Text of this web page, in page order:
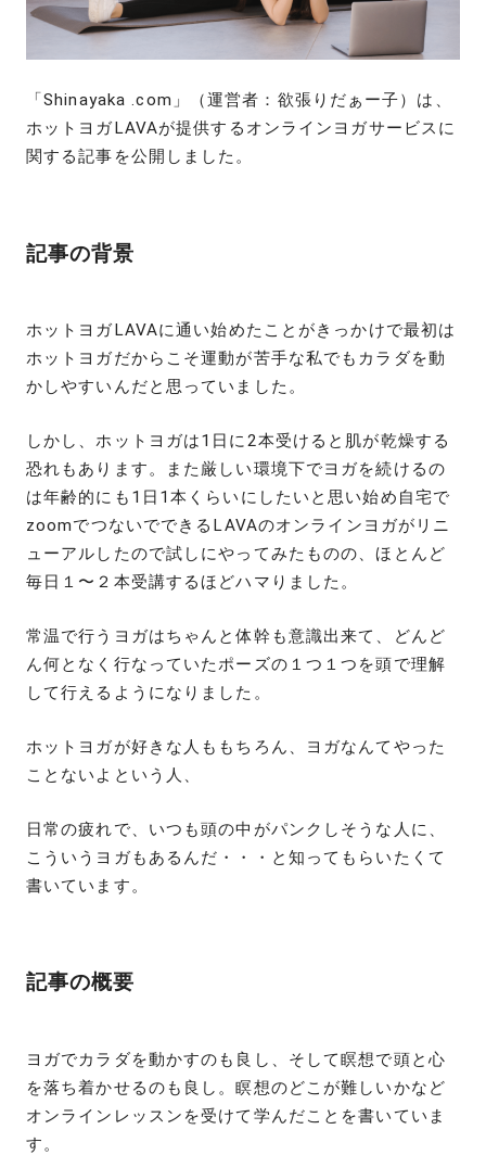
「Shinayaka .com」（運営者：欲張りだぁー子）は、
ホットヨガLAVAが提供するオンラインヨガサービスに
関する記事を公開しました。
記事の背景
ホットヨガLAVAに通い始めたことがきっかけで最初は
ホットヨガだからこそ運動が苦手な私でもカラダを動
かしやすいんだと思っていました。
しかし、ホットヨガは1日に2本受けると肌が乾燥する
恐れもあります。また厳しい環境下でヨガを続けるの
は年齢的にも1日1本くらいにしたいと思い始め自宅で
zoomでつないでできるLAVAのオンラインヨガがリニ
ューアルしたので試しにやってみたものの、ほとんど
毎日１〜２本受講するほどハマりました。
常温で行うヨガはちゃんと体幹も意識出来て、どんど
ん何となく行なっていたポーズの１つ１つを頭で理解
して行えるようになりました。
ホットヨガが好きな人ももちろん、ヨガなんてやった
ことないよという人、
日常の疲れで、いつも頭の中がパンクしそうな人に、
こういうヨガもあるんだ・・・と知ってもらいたくて
書いています。
記事の概要
ヨガでカラダを動かすのも良し、そして瞑想で頭と心
を落ち着かせるのも良し。瞑想のどこが難しいかなど
オンラインレッスンを受けて学んだことを書いていま
す。